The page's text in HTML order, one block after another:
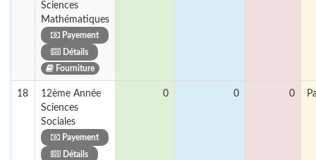
Sciences
Mathématiques
Payement
Détails
Fourniture
18
12ème Année
Sciences
Sociales
Payement
Détails
0 0 0